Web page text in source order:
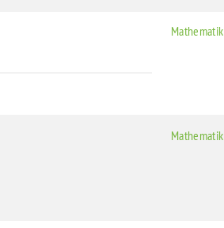
Mathematik
Mathematik